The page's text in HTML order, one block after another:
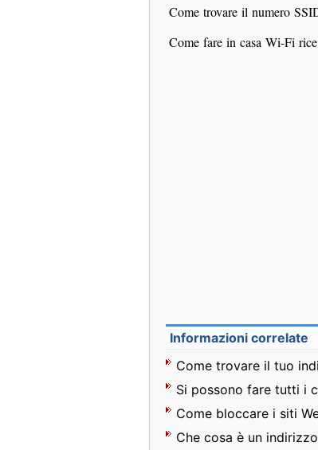
Come trovare il numero
Come fare in casa Wi-Fi
Informazioni correlate
Come trovare il tuo
Si possono fare tutti i
Come bloccare i siti
Che cosa è un